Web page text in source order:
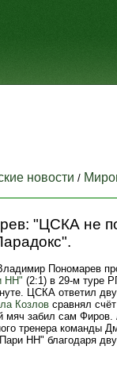
новости /
"ЦСКА не
Пономарев
НН" (2:1) в 29-м туре
ЦСКА ответил
Козлов сравнял
мяч забил сам
тренера команды
НН" благодаря